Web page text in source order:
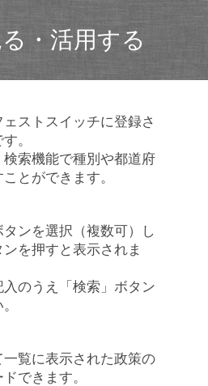
・活用する
ストスイッチに登録さ
。
索機能で種別や都道府
とができます。
ンを選択（複数可）し
を押すと表示されま
のうえ「検索」ボタン
覧に表示された政策の
できます。